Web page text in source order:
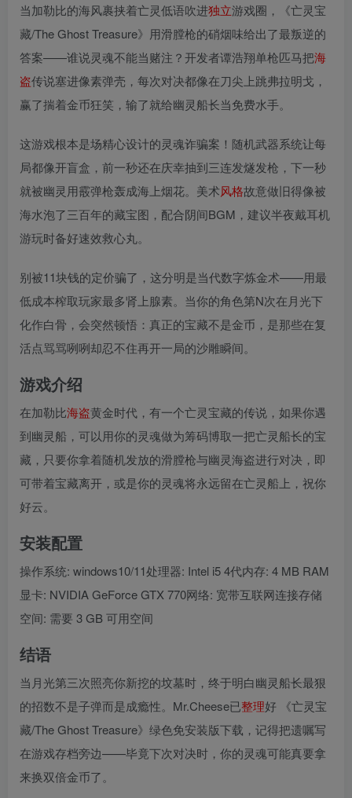
当加勒比的海风裹挟着亡灵低语吹进独立游戏圈，《亡灵宝
藏/The Ghost Treasure》用滑膛枪的硝烟味给出了最叛逆的
答案——谁说灵魂不能当赌注？开发者谭浩翔单枪匹马把海
盗传说塞进像素弹壳，每次对决都像在刀尖上跳弗拉明戈，
赢了揣着金币狂笑，输了就给幽灵船长当免费水手。
这游戏根本是场精心设计的灵魂诈骗案！随机武器系统让每
局都像开盲盒，前一秒还在庆幸抽到三连发燧发枪，下一秒
就被幽灵用霰弹枪轰成海上烟花。美术风格故意做旧得像被
海水泡了三百年的藏宝图，配合阴间BGM，建议半夜戴耳机
游玩时备好速效救心丸。
别被11块钱的定价骗了，这分明是当代数字炼金术——用最
低成本榨取玩家最多肾上腺素。当你的角色第N次在月光下
化作白骨，会突然顿悟：真正的宝藏不是金币，是那些在复
活点骂骂咧咧却忍不住再开一局的沙雕瞬间。
游戏介绍
在加勒比海盗黄金时代，有一个亡灵宝藏的传说，如果你遇
到幽灵船，可以用你的灵魂做为筹码博取一把亡灵船长的宝
藏，只要你拿着随机发放的滑膛枪与幽灵海盗进行对决，即
可带着宝藏离开，或是你的灵魂将永远留在亡灵船上，祝你
好云。
安装配置
操作系统: windows10/11处理器: Intel i5 4代内存: 4 MB RAM
显卡: NVIDIA GeForce GTX 770网络: 宽带互联网连接存储
空间: 需要 3 GB 可用空间
结语
当月光第三次照亮你新挖的坟墓时，终于明白幽灵船长最狠
的招数不是子弹而是成瘾性。Mr.Cheese已整理好 《亡灵宝
藏/The Ghost Treasure》绿色免安装版下载，记得把遗嘱写
在游戏存档旁边——毕竟下次对决时，你的灵魂可能真要拿
来换双倍金币了。